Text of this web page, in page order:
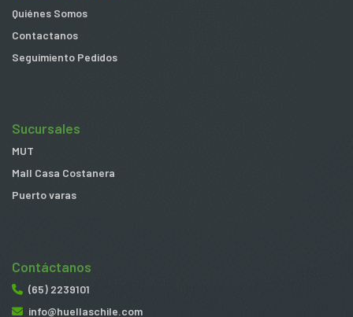
Quiénes Somos
Contactanos
Seguimiento Pedidos
Sucursales
MUT
Mall Casa Costanera
Puerto varas
Contáctanos
(65) 2239101
info@huellaschile.com